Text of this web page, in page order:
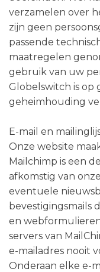
verzamelen over
zijn geen
passende
maatregelen
gebruik van uw
Globelswitch is op
geheimhouding
E-mail en
Onze website
Mailchimp is een
afkomstig van
eventuele
bevestigingsmails
en
servers van
e-mailadres nooit
Onderaan elke e-